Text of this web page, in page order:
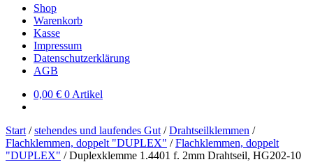
Shop
Warenkorb
Kasse
Impressum
Datenschutzerklärung
AGB
0,00 € 0 Artikel
Start /stehendes und laufendes Gut /Drahtseilklemmen /
Flachklemmen, doppelt "DUPLEX" /Flachklemmen, doppelt
"DUPLEX" /Duplexklemme 1.4401 f. 2mm Drahtseil, HG202-10